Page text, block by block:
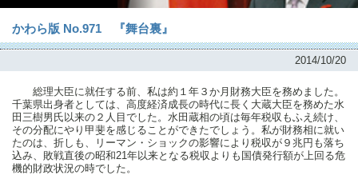
かわら版 No.971 『舞台裏』
2014/10/20
総理大臣に就任する前、私は約１年３か月財務大臣を務めました。
千葉県出身者としては、高度経済成長の時代に長く大蔵大臣を務めた水
田三樹男氏以来の２人目でした。水田蔵相の頃は毎年税収もふえ続け、
その分配にやり甲斐を感じることができたでしょう。私が財務相に就い
たのは、折しも、リーマン・ショックの影響により税収が９兆円も落ち
込み、敗戦直後の昭和21年以来となる税収よりも国債発行額が上回る危
機的財政状況の時でした。